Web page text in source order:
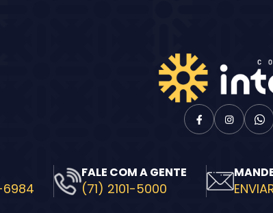
FALE COM A GENTE
(71) 2101-5000